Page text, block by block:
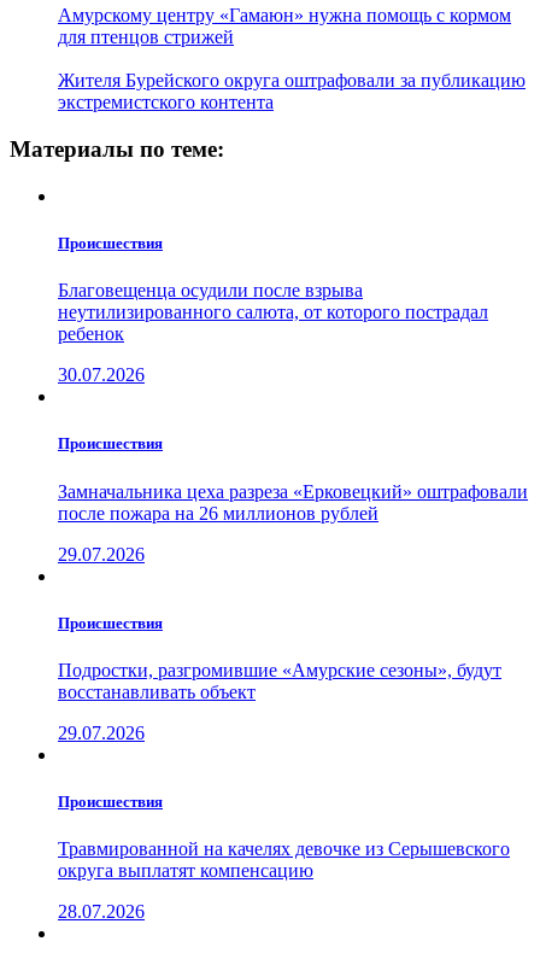
Амурскому центру «Гамаюн» нужна помощь с кормом
для птенцов стрижей
Жителя Бурейского округа оштрафовали за публикацию
экстремистского контента
Материалы по теме:
Проиcшествия
Благовещенца осудили после взрыва
неутилизированного салюта, от которого пострадал
ребенок
30.07.2026
Проиcшествия
Замначальника цеха разреза «Ерковецкий» оштрафовали
после пожара на 26 миллионов рублей
29.07.2026
Проиcшествия
Подростки, разгромившие «Амурские сезоны», будут
восстанавливать объект
29.07.2026
Проиcшествия
Травмированной на качелях девочке из Серышевского
округа выплатят компенсацию
28.07.2026